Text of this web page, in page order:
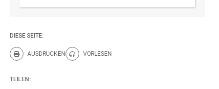
DIESE SEITE:
AUSDRUCKEN
Diese Seite drucken.
VORLESEN
Diese Seite vorlesen.
TEILEN: